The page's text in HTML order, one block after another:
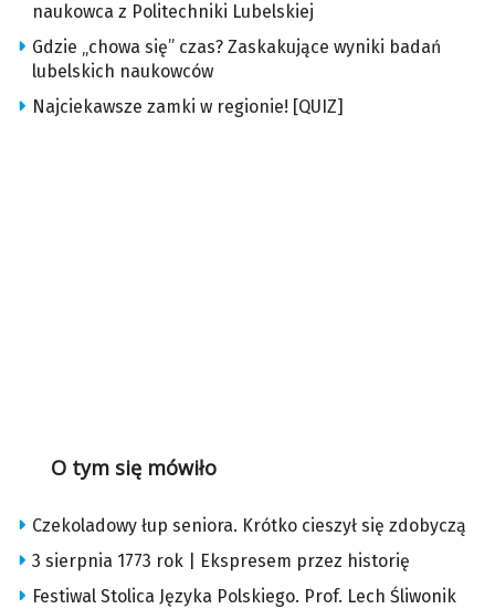
naukowca z Politechniki Lubelskiej
Gdzie „chowa się” czas? Zaskakujące wyniki badań
lubelskich naukowców
Najciekawsze zamki w regionie! [QUIZ]
O tym się mówiło
Czekoladowy łup seniora. Krótko cieszył się zdobyczą
3 sierpnia 1773 rok | Ekspresem przez historię
Festiwal Stolica Języka Polskiego. Prof. Lech Śliwonik